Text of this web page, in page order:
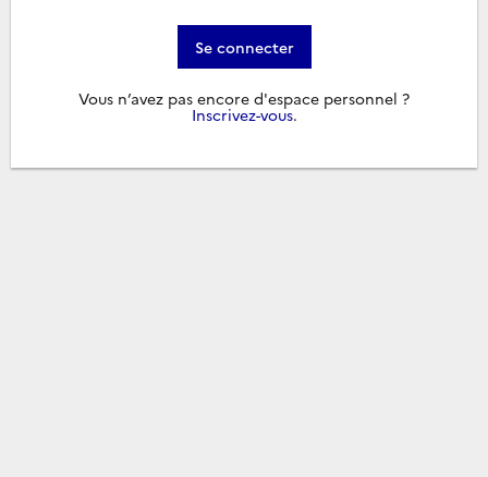
Se connecter
Vous n’avez pas encore d'espace personnel ?
Inscrivez-vous.